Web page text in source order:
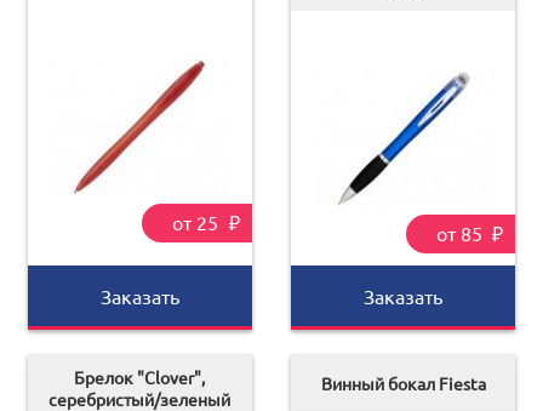
от 25 ₽
Заказать
от 85 ₽
Заказать
Брелок "Clover",
серебристый/зеленый
Винный бокал Fiesta